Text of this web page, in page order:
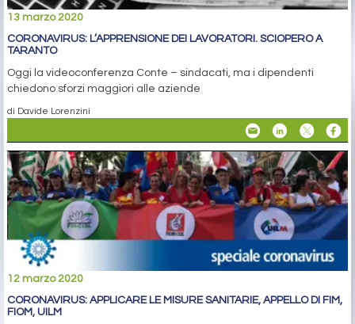
13 marzo 2020
CORONAVIRUS: L’APPRENSIONE DEI LAVORATORI. SCIOPERO A
TARANTO
Oggi la videoconferenza Conte – sindacati, ma i dipendenti
chiedono sforzi maggiori alle aziende
di Davide Lorenzini
12 marzo 2020
CORONAVIRUS: APPLICARE LE MISURE SANITARIE, APPELLO DI FIM,
FIOM, UILM